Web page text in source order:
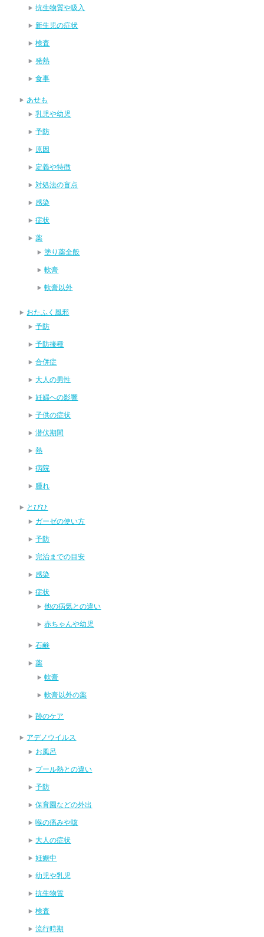
抗生物質や吸入
新生児の症状
検査
発熱
食事
あせも
乳児や幼児
予防
原因
定義や特徴
対処法の盲点
感染
症状
薬
塗り薬全般
軟膏
軟膏以外
おたふく風邪
予防
予防接種
合併症
大人の男性
妊婦への影響
子供の症状
潜伏期間
熱
病院
腫れ
とびひ
ガーゼの使い方
予防
完治までの目安
感染
症状
他の病気との違い
赤ちゃんや幼児
石鹸
薬
軟膏
軟膏以外の薬
跡のケア
アデノウイルス
お風呂
プール熱との違い
予防
保育園などの外出
喉の痛みや咳
大人の症状
妊娠中
幼児や乳児
抗生物質
検査
流行時期